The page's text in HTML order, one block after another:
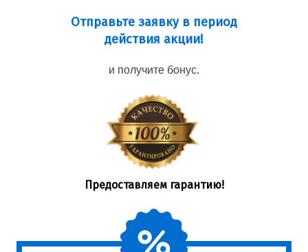
Отправьте заявку в период
действия акции!
и получите бонус.
Предоставляем гарантию!